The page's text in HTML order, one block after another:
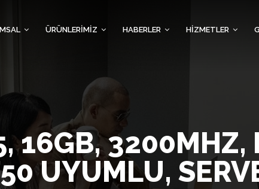
ÜRÜNLERİMİZ HABERLER HİZMETLER
16GB, 3200MHZ,
UYUMLU,